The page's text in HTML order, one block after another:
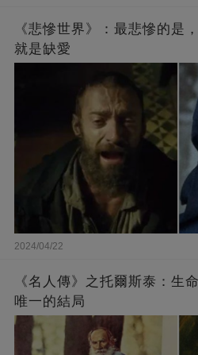
《悲慘世界》：最悲慘的是
就是缺愛
2024/04/22
《名人傳》之托爾斯泰：生
唯一的結局